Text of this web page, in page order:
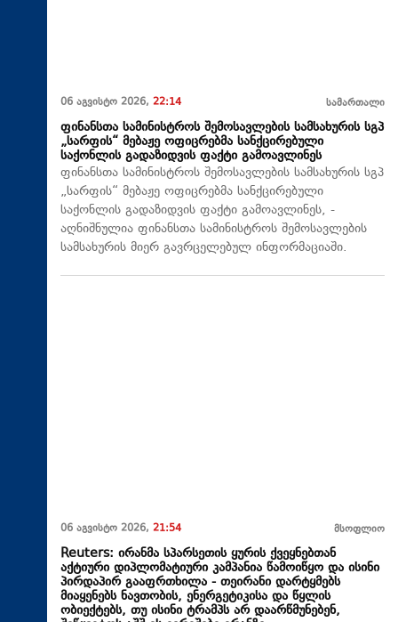
06 აგვისტო 2026, 22:14 სამართალი
ფინანსთა სამინისტროს შემოსავლების სამსახურის სგპ
„სარფის“ მებაჟე ოფიცრებმა სანქცირებული
საქონლის გადაზიდვის ფაქტი გამოავლინეს
ფინანსთა სამინისტროს შემოსავლების სამსახურის სგპ
„სარფის“ მებაჟე ოფიცრებმა სანქცირებული
საქონლის გადაზიდვის ფაქტი გამოავლინეს, -
აღნიშნულია ფინანსთა სამინისტროს შემოსავლების
სამსახურის მიერ გავრცელებულ ინფორმაციაში.
06 აგვისტო 2026, 21:54 მსოფლიო
Reuters: ირანმა სპარსეთის ყურის ქვეყნებთან
აქტიური დიპლომატიური კამპანია წამოიწყო და ისინი
პირდაპირ გააფრთხილა - თეირანი დარტყმებს
მიაყენებს ნავთობის, ენერგეტიკისა და წყლის
ობიექტებს, თუ ისინი ტრამპს არ დაარწმუნებენ,